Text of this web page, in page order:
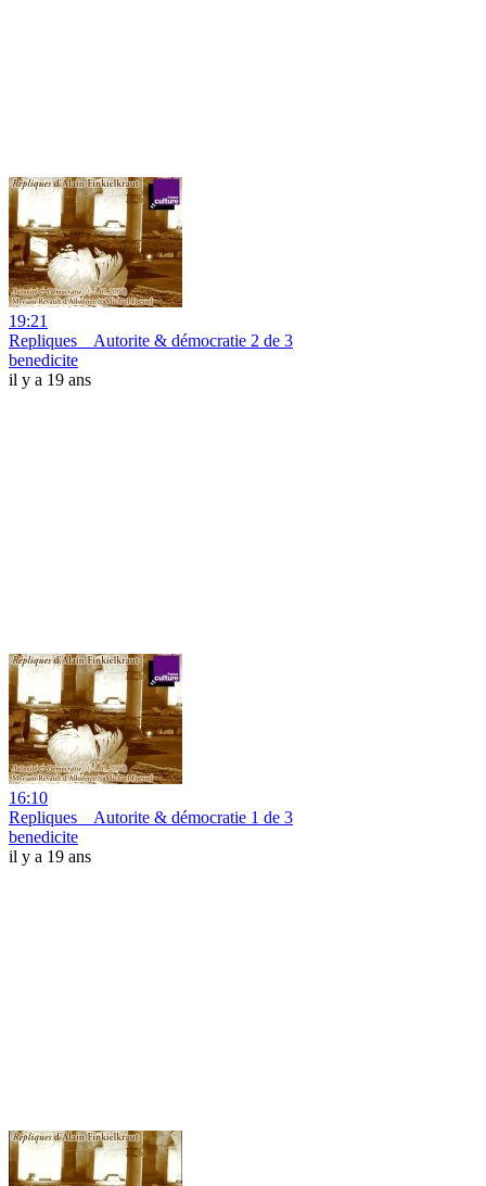
19:21
Repliques _ Autorite & démocratie 2 de 3
benedicite
il y a 19 ans
16:10
Repliques _ Autorite & démocratie 1 de 3
benedicite
il y a 19 ans